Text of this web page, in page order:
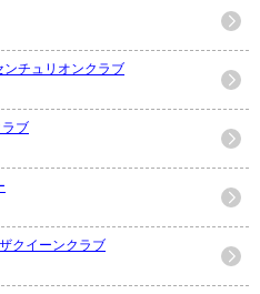
チュリオンクラブ
ブ
クイーンクラブ